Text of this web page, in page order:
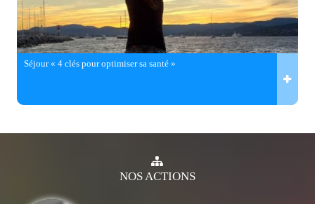
Séjour « 4 clés pour optimiser sa santé »
NOSACTIONS